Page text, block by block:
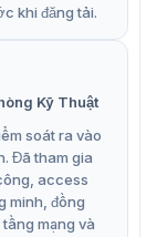
1284ZJ-
từ thép không
vệ thiết bị khỏi
ẩm, nước và
tạo nên vẻ
khi đăng tải.
Kỹ Thuật
soát ra vào
Đã tham gia
access
minh, đồng
mạng và